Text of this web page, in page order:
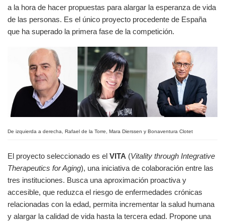
a la hora de hacer propuestas para alargar la esperanza de vida
de las personas. Es el único proyecto procedente de España
que ha superado la primera fase de la competición.
De izquierda a derecha, Rafael de la Torre, Mara Dierssen y Bonaventura Clotet
El proyecto seleccionado es el VITA (Vitality through Integrative
Therapeutics for Aging), una iniciativa de colaboración entre las
tres instituciones. Busca una aproximación proactiva y
accesible, que reduzca el riesgo de enfermedades crónicas
relacionadas con la edad, permita incrementar la salud humana
y alargar la calidad de vida hasta la tercera edad. Propone una